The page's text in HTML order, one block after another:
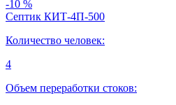
-10 %
Септик КИТ-4П-500
Количество человек:
4
Объем переработки стоков: